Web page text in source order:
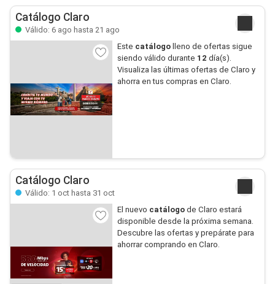
Catálogo Claro
Válido: 6 ago hasta 21 ago
Este catálogo lleno de ofertas sigue
siendo válido durante 12 día(s).
Visualiza las últimas ofertas de Claro y
ahorra en tus compras en Claro.
Catálogo Claro
Válido: 1 oct hasta 31 oct
El nuevo catálogode Claro estará
disponible desde la próxima semana.
Descubre las ofertas y prepárate para
ahorrar comprando en Claro.